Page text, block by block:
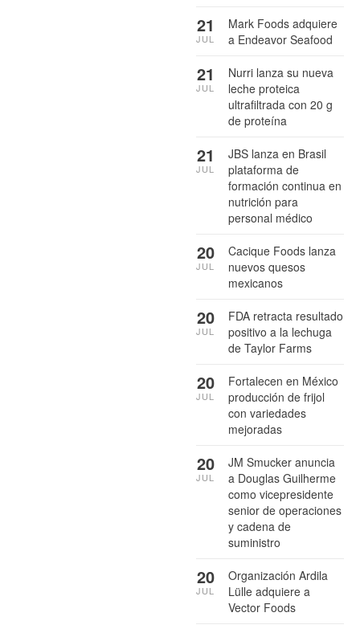
Mark Foods adquiere
a Endeavor Seafood
21
JUL
Nurri lanza su nueva
leche proteica
ultrafiltrada con 20 g
de proteína
21
JUL
JBS lanza en Brasil
plataforma de
formación continua en
nutrición para
personal médico
21
JUL
Cacique Foods lanza
nuevos quesos
mexicanos
20
JUL
FDA retracta resultado
positivo a la lechuga
de Taylor Farms
20
JUL
Fortalecen en México
producción de frijol
con variedades
mejoradas
20
JUL
JM Smucker anuncia
a Douglas Guilherme
como vicepresidente
senior de operaciones
y cadena de
suministro
20
JUL
Organización Ardila
Lülle adquiere a
Vector Foods
20
JUL